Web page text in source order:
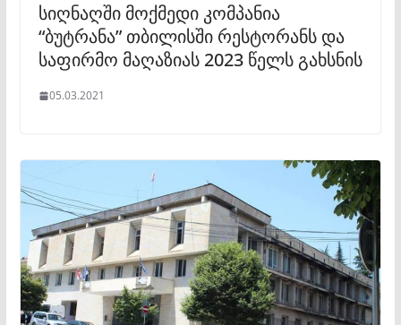
სიღნაღში მოქმედი კომპანია
“ბუტრანა” თბილისში რესტორანს და
საფირმო მაღაზიას 2023 წელს გახსნის
05.03.2021